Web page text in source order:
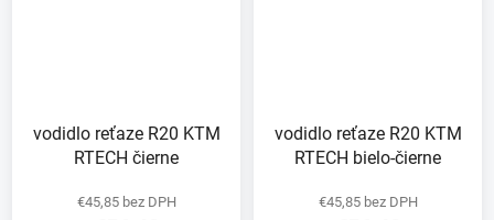
vodidlo reťaze R20 KTM
RTECH čierne
€45,85 bez DPH
vodidlo reťaze R20 KTM
RTECH bielo-čierne
€45,85 bez DPH